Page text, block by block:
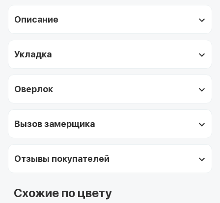
Описание
Укладка
Оверлок
Вызов замерщика
Отзывы покупателей
Схожие по цвету